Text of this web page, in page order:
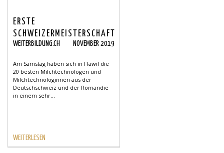
ERSTE
SCHWEIZERMEISTERSCHAFT
DER
WEITERBILDUNG.CH NOVEMBER 2019
Am Samstag haben sich in Flawil die
20 besten Milchtechnologen und
Milchtechnologinnen aus der
Deutschschweiz und der Romandie
in einem sehr...
WEITERLESEN